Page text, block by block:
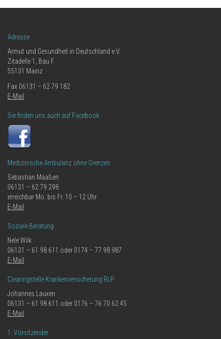
Adresse
Armut und Gesundheit in Deutschland e.V.
Zitadelle 1, Bau F
55131 Mainz
Fax 06131 – 62 79 182
E-Mail
Sie finden uns auch auf Facebook
Medizinische Ambulanz ohne Grenzen
Sebastian Maaßen
06131 – 62 79 298
erreichbar Mo. bis Fr. 10 – 12 Uhr
E-Mail
Soziale Beratung
Nele Wilk
06131 – 61 98 611 oder 0174 – 77 98 987
E-Mail
Clearingstelle Krankenversicherung RLP
Johannes Lauxen
06131 – 61 98 611 oder 0176 – 76 70 62 45
E-Mail
1. Vorsitzender